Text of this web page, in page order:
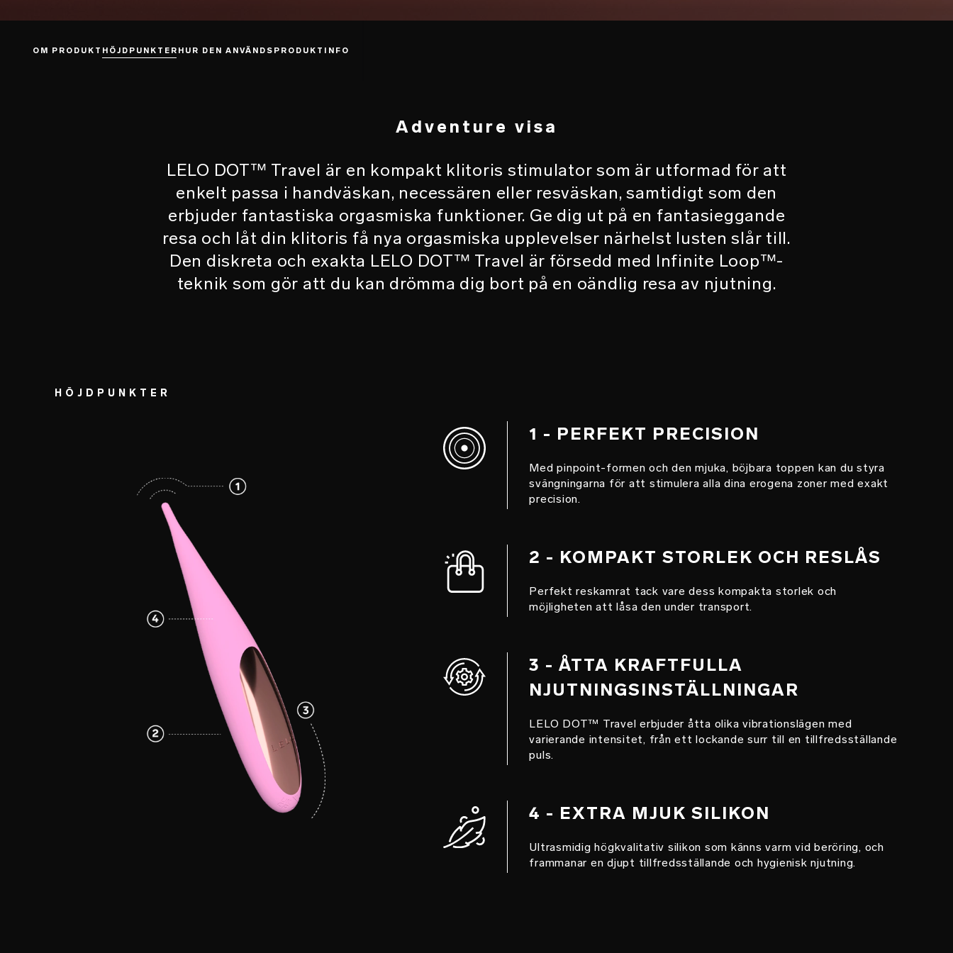
OM PRODUKT HÖJDPUNKTER HUR DEN ANVÄNDS PRODUKTINFO
Adventure visa
LELO DOT™ Travel är en kompakt klitoris stimulator som är utformad för att
enkelt passa i handväskan, necessären eller resväskan, samtidigt som den
erbjuder fantastiska orgasmiska funktioner. Ge dig ut på en fantasieggande
resa och låt din klitoris få nya orgasmiska upplevelser närhelst lusten slår till.
Den diskreta och exakta LELO DOT™ Travel är försedd med Infinite Loop™-
teknik som gör att du kan drömma dig bort på en oändlig resa av njutning.
HÖJDPUNKTER
1 - PERFEKT PRECISION
Med pinpoint-formen och den mjuka, böjbara toppen kan du styra
svängningarna för att stimulera alla dina erogena zoner med exakt
precision.
2 - KOMPAKT STORLEK OCH RESLÅS
Perfekt reskamrat tack vare dess kompakta storlek och
möjligheten att låsa den under transport.
3 - ÅTTA KRAFTFULLA
NJUTNINGSINSTÄLLNINGAR
LELO DOT™ Travel erbjuder åtta olika vibrationslägen med
varierande intensitet, från ett lockande surr till en tillfredsställande
puls.
4 - EXTRA MJUK SILIKON
Ultrasmidig högkvalitativ silikon som känns varm vid beröring, och
frammanar en djupt tillfredsställande och hygienisk njutning.